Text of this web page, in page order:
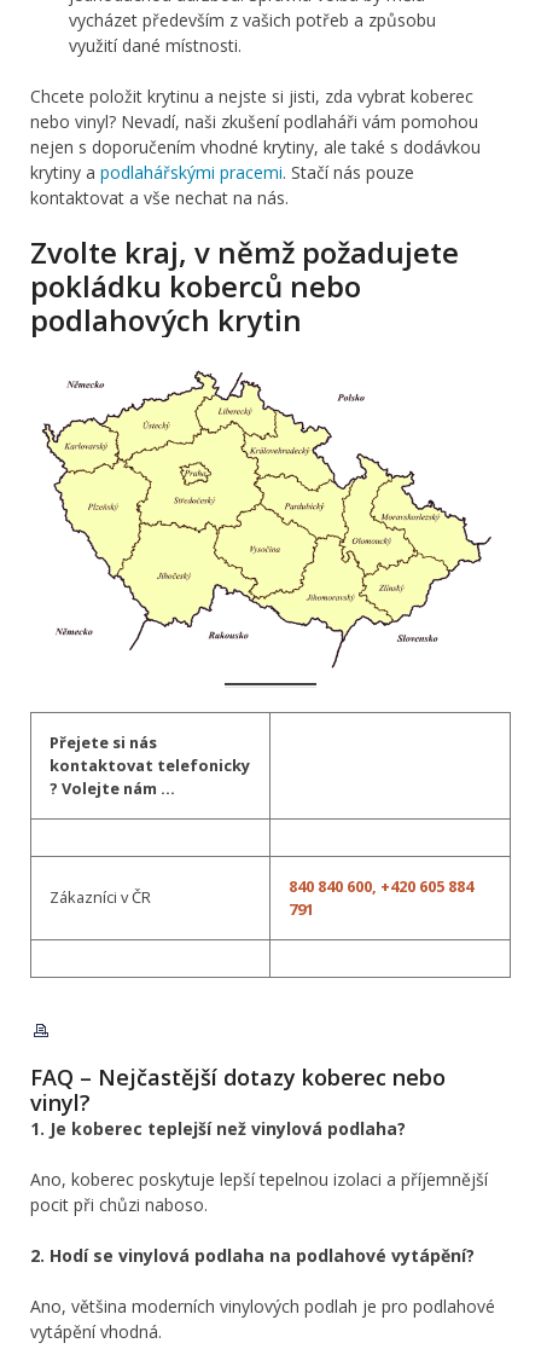
vycházet především z vašich potřeb a způsobu
využití dané místnosti.
Chcete položit krytinu a nejste si jisti, zda vybrat koberec
nebo vinyl? Nevadí, naši zkušení podlaháři vám pomohou
nejen s doporučením vhodné krytiny, ale také s dodávkou
krytiny a podlahářskými pracemi. Stačí nás pouze
kontaktovat a vše nechat na nás.
Zvolte kraj, v němž požadujete
pokládku koberců nebo
podlahových krytin
Přejete si nás
kontaktovat telefonicky
? Volejte nám …
Zákazníci v ČR 840 840 600, +420 605 884
791
FAQ – Nejčastější dotazy koberec nebo
vinyl?
1. Je koberec teplejší než vinylová podlaha?
Ano, koberec poskytuje lepší tepelnou izolaci a příjemnější
pocit při chůzi naboso.
2. Hodí se vinylová podlaha na podlahové vytápění?
Ano, většina moderních vinylových podlah je pro podlahové
vytápění vhodná.